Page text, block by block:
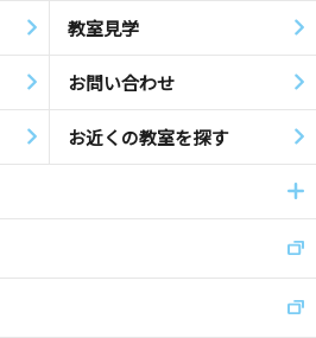
教室見学
お問い合わせ
お近くの教室を探す